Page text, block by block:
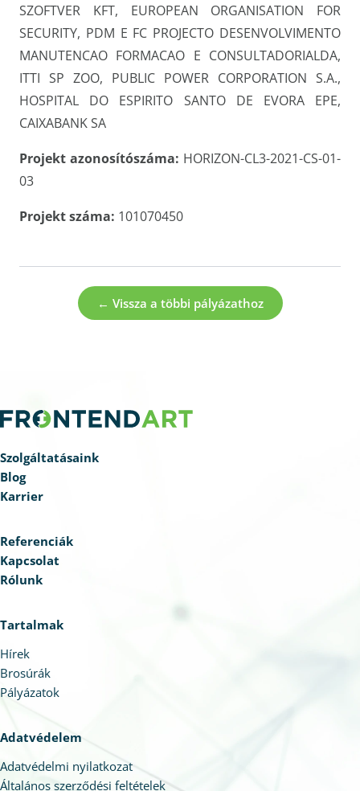
SZOFTVER KFT, EUROPEAN ORGANISATION FOR
SECURITY, PDM E FC PROJECTO DESENVOLVIMENTO
MANUTENCAO FORMACAO E CONSULTADORIALDA,
ITTI SP ZOO, PUBLIC POWER CORPORATION S.A.,
HOSPITAL DO ESPIRITO SANTO DE EVORA EPE,
CAIXABANK SA
Projekt azonosítószáma: HORIZON-CL3-2021-CS-01-
03
Projekt száma: 101070450
← Vissza a többi pályázathoz
Szolgáltatásaink
Blog
Karrier
Referenciák
Kapcsolat
Rólunk
Tartalmak
Hírek
Brosúrák
Pályázatok
Adatvédelem
Adatvédelmi nyilatkozat
Általános szerződési feltételek